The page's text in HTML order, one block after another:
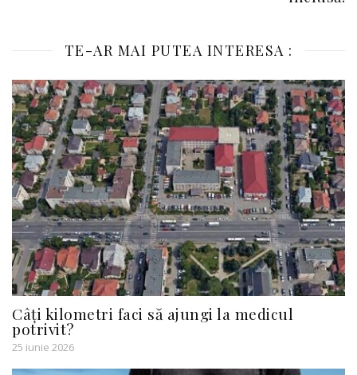
TE-AR MAI PUTEA INTERESA :
Câți kilometri faci să ajungi la medicul
potrivit?
25 iunie 2026